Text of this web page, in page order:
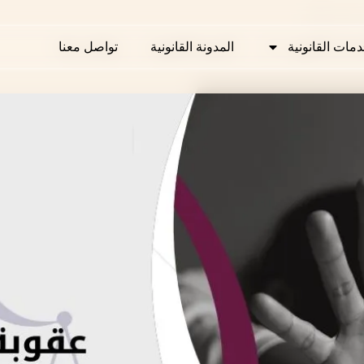
القانونية المدونة القانونية تواصل معنا القانونية المدونة القانونية تواصل معنا